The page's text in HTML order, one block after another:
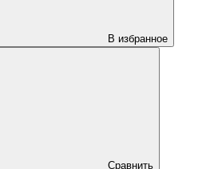
В избранное
Сравнить